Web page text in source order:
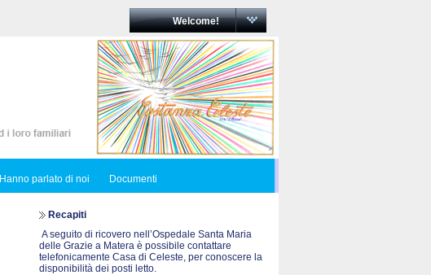
Welcome!
Hanno parlato di noi Documenti
Recapiti
A seguito di ricovero nell’Ospedale Santa Maria
delle Grazie a Matera è possibile contattare
telefonicamente Casa di Celeste, per conoscere la
disponibilità dei posti letto.